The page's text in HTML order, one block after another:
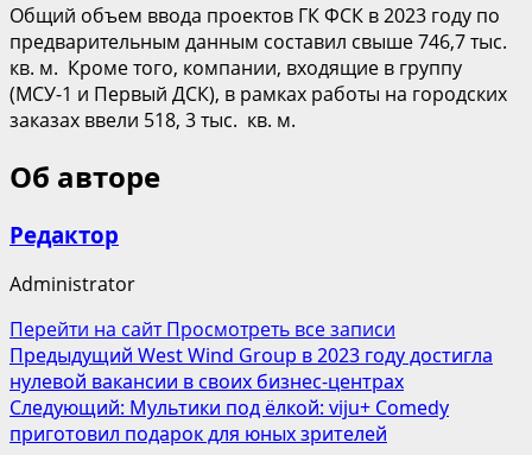
Общий объем ввода проектов ГК ФСК в 2023 году по
предварительным данным составил свыше 746,7 тыс.
кв. м. Кроме того, компании, входящие в группу
(МСУ-1 и Первый ДСК), в рамках работы на городских
заказах ввели 518, 3 тыс. кв. м.
Об авторе
Редактор
Administrator
Перейти на сайтПросмотреть все записи
Навигация
записи
Предыдущий West Wind Group в 2023 году достигла
нулевой вакансии в своих бизнес-центрах
Следующий: Мультики под ёлкой: viju+ Comedy
приготовил подарок для юных зрителей